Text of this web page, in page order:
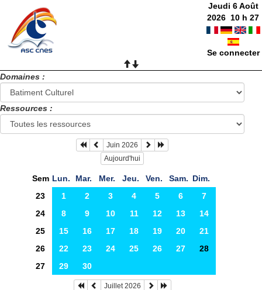
Jeudi 6 Août
2026 10 h27
Se connecter
Domaines :
Ressources :
Juin 2026
Aujourd'hui
Sem Lun. Mar. Mer. Jeu. Ven. Sam. Dim.
23
1 2 3 4 5 6
7
24
8 9 10 11 12 13
14
25
15 16 17 18 19 20
21
26
22 23 24 25 26 27
28
27
29 30
Juillet 2026